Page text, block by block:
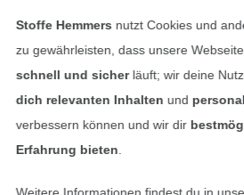
Datenschutz
Kontakt
Stoffe Hemmers nutzt Cookies und
zu gewährleisten, dass unsere Webseite
schnell und sicherläuft; wir deine
dich relevanten Inhalten und
verbessern können und wir dir
Erfahrung bieten